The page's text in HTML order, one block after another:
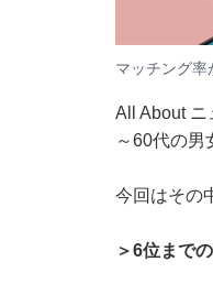
マッチング率
All About ニ
～60代の男
今回はその
＞6位まで